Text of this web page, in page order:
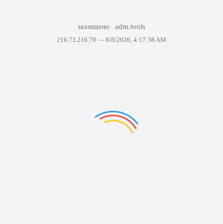
захищено adm.tools
216.73.216.79 — 8/8/2026, 4:17:38 AM